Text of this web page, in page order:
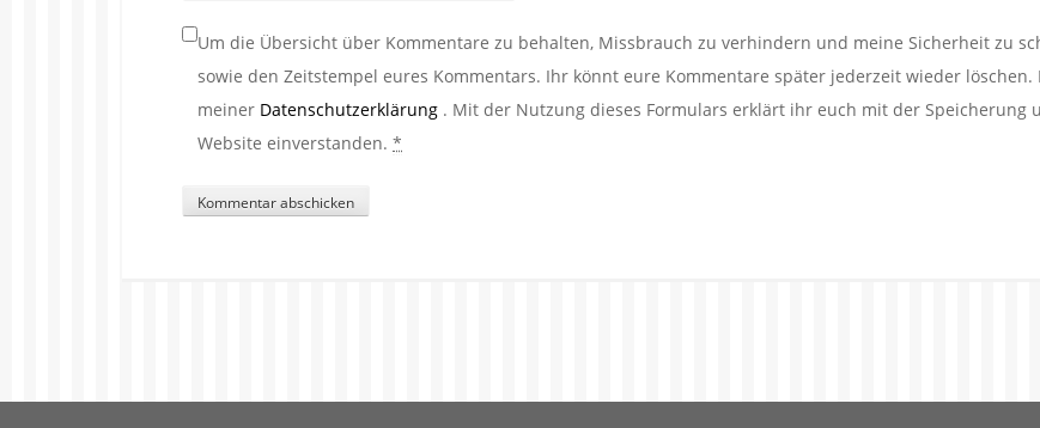
Um die Übersicht über Kommentare zu behalten, Missbrauch zu verhindern und meine Sicherheit zu
sowie den Zeitstempel eures Kommentars. Ihr könnt eure Kommentare später jederzeit wieder
meiner Datenschutzerklärung . Mit der Nutzung dieses Formulars erklärt ihr euch mit der Speicherung
Website einverstanden. *